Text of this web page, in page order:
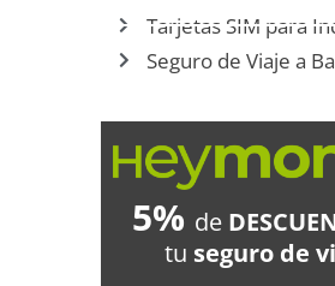
Tarjetas SIM para
Seguro de Viaje a
5% de
tu seguro de